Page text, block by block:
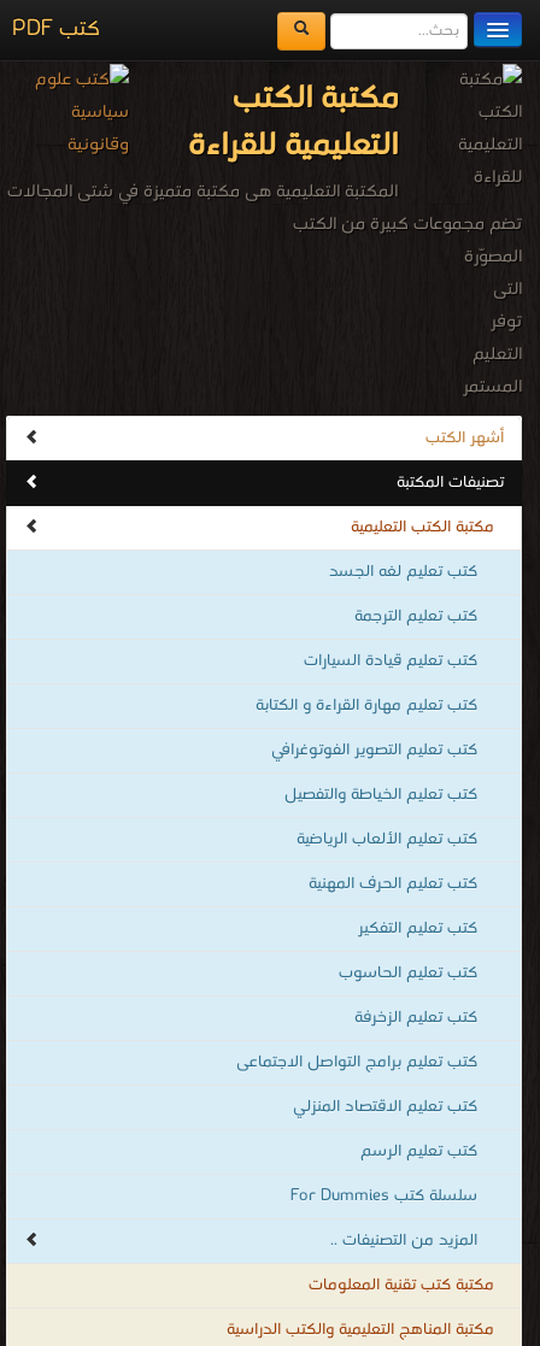
كتب PDF
مكتبة الكتب
المكتبات
يُقرأ حالياً
الفهرس
اضف كتاب
مكتبة الكتب
التعليمية للقراءة
المكتبة التعليمية هى مكتبة متميزة في شتى المجالات
تضم مجموعات كبيرة من الكتب
المصوّرة
التى
توفر
التعليم
المستمر
مدى
الحياة
في
مختلف
المجالات
للمهتمين
بالتعلم
التعليم
الأنبياء
جميعهم
السلام
للتقدم
يساعد
التعليم
الأفراد
أشهر الكتب
تصنيفات المكتبة
مكتبة الكتب التعليمية
كتب تعليم لغه الجسد
كتب تعليم الترجمة
كتب تعليم قيادة السيارات
كتب تعليم مهارة القراءة و الكتابة
كتب تعليم التصوير الفوتوغرافي
كتب تعليم الخياطة والتفصيل
كتب تعليم الألعاب الرياضية
كتب تعليم الحرف المهنية
كتب تعليم التفكير
كتب تعليم الحاسوب
كتب تعليم الزخرفة
كتب تعليم برامج التواصل الاجتماعى
كتب تعليم الاقتصاد المنزلي
كتب تعليم الرسم
سلسلة كتب For Dummies
المزيد من التصنيفات ..
مكتبة كتب تقنية المعلومات
مكتبة المناهج التعليمية والكتب الدراسية